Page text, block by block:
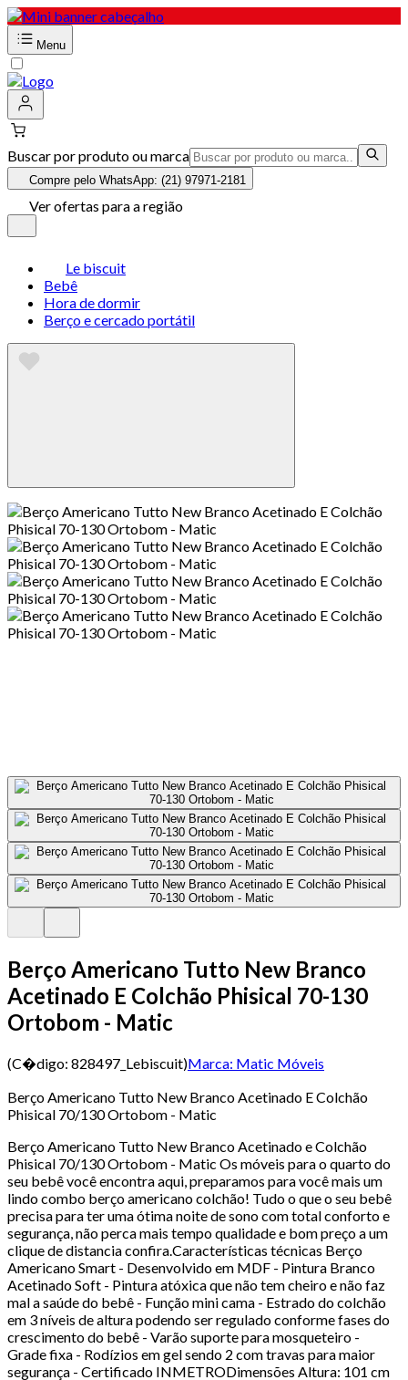
Menu
Buscar por produto ou marca
Compre pelo WhatsApp: (21) 97971-2181
Ver ofertas para a região
Le biscuit
Bebê
Hora de dormir
Berço e cercado portátil
Berço Americano Tutto New Branco
Acetinado E Colchão Phisical 70-130
Ortobom - Matic
(C�digo: 828497_Lebiscuit)Marca: Matic Móveis
Berço Americano Tutto New Branco Acetinado E Colchão
Phisical 70/130 Ortobom - Matic
Berço Americano Tutto New Branco Acetinado e Colchão
Phisical 70/130 Ortobom - Matic Os móveis para o quarto do
seu bebê você encontra aqui, preparamos para você mais um
lindo combo berço americano colchão! Tudo o que o seu bebê
precisa para ter uma ótima noite de sono com total conforto e
segurança, não perca mais tempo qualidade e bom preço a um
clique de distancia confira.Características técnicas Berço
Americano Smart - Desenvolvido em MDF - Pintura Branco
Acetinado Soft - Pintura atóxica que não tem cheiro e não faz
mal a saúde do bebê - Função mini cama - Estrado do colchão
em 3 níveis de altura podendo ser regulado conforme fases do
crescimento do bebê - Varão suporte para mosqueteiro -
Grade fixa - Rodízios em gel sendo 2 com travas para maior
segurança - Certificado INMETRODimensões Altura: 101 cm